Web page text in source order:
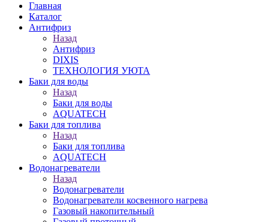
Главная
Каталог
Антифриз
Назад
Антифриз
DIXIS
ТЕХНОЛОГИЯ УЮТА
Баки для воды
Назад
Баки для воды
AQUATECH
Баки для топлива
Назад
Баки для топлива
AQUATECH
Водонагреватели
Назад
Водонагреватели
Водонагреватели косвенного нагрева
Газовый накопительный